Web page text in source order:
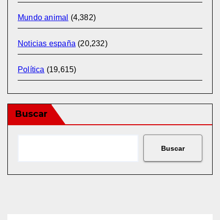
Mundo animal (4,382)
Noticias españa (20,232)
Política (19,615)
Buscar
Buscar